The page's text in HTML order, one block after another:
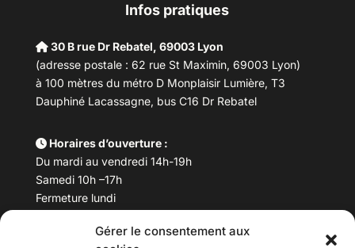
Gérer le consentement aux
Infos pratiques
30 B rue Dr Rebatel, 69003 Lyon
(adresse postale : 62 rue St Maximin, 69003 Lyon)
à 100 mètres du métro D Monplaisir Lumière, T3
Dauphiné Lacassagne, bus C16 Dr Rebatel
Horaires d’ouverture :
Du mardi au vendredi 14h-19h
Samedi 10h –17h
Fermeture lundi
Téléphone : 04 78 53 06 40